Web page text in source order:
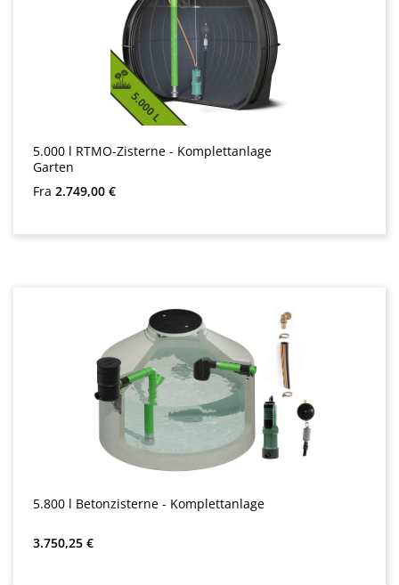
5.000 l RTMO-Zisterne - Komplettanlage
Garten
Almindelig pris:
Fra 2.749,00 €
5.800 l Betonzisterne - Komplettanlage
Almindelig pris:
3.750,25 €